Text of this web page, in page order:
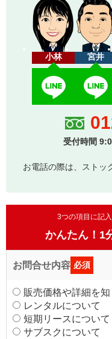
小林 宮井
受付時間
お電話の際は、ストッ
3つの項目に記
かんたん！1
お問合せ内容 必須
販売価格や詳細を
レンタルについて
短期リースについて
サブスクについて